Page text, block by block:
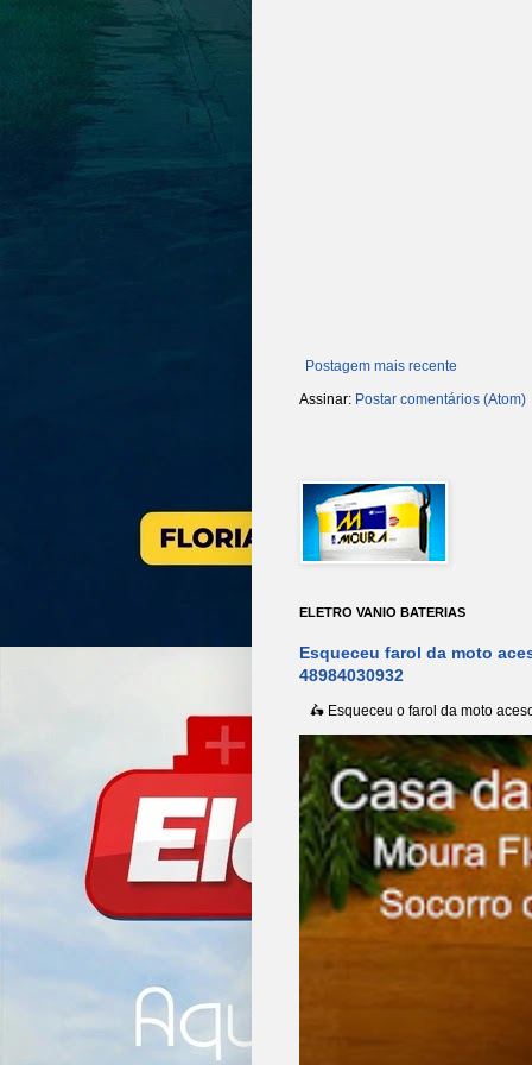
Postagem mais recente
Assinar: Postar comentários (Atom)
ELETRO VANIO BATERIAS
Esqueceu farol da moto
48984030932
🛵 Esqueceu o farol da moto